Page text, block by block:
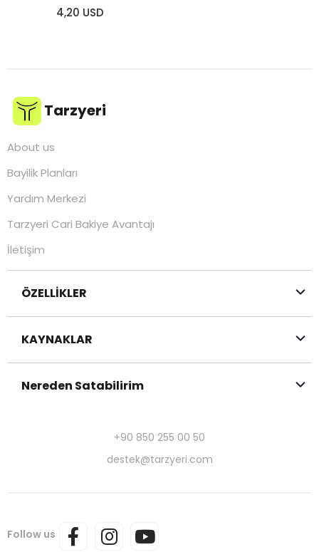
4,20 USD
Tarzyeri
About us
Bayilik Planları
Yardım Merkezi
Tarzyeri Cari Bakiye Avantajı
İletişim
ÖZELLİKLER
KAYNAKLAR
Nereden Satabilirim
+90 850 255 00 50
destek@tarzyeri.com
Follow us